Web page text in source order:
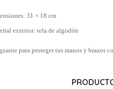
31 × 18 cm
exterior: tela de algodón
para proteger tus manos y brazos